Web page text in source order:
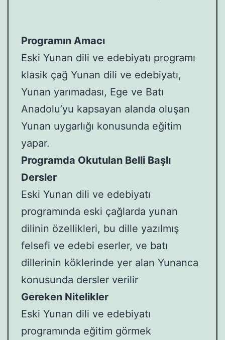
Programın Amacı
Eski Yunan dili ve edebiyatı programı
klasik çağ Yunan dili ve edebiyatı,
Yunan yarımadası, Ege ve Batı
Anadolu’yu kapsayan alanda oluşan
Yunan uygarlığı konusunda eğitim
yapar.
Programda Okutulan Belli Başlı
Dersler
Eski Yunan dili ve edebiyatı
programında eski çağlarda yunan
dilinin özellikleri, bu dille yazılmış
felsefi ve edebi eserler, ve batı
dillerinin köklerinde yer alan Yunanca
konusunda dersler verilir
Gereken Nitelikler
Eski Yunan dili ve edebiyatı
programında eğitim görmek